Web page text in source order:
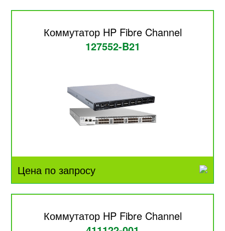
Коммутатор HP Fibre Channel
127552-B21
Цена по запросу
Коммутатор HP Fibre Channel